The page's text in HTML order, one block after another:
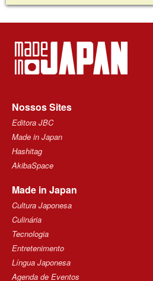
Nossos Sites
Editora JBC
Made in Japan
Hashitag
AkibaSpace
Made in Japan
Cultura Japonesa
Culinária
Tecnologia
Entretenimento
Língua Japonesa
Agenda de Eventos